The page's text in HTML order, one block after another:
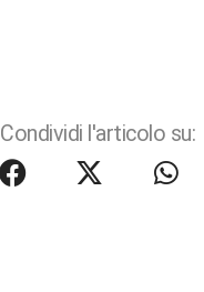
Condividi l'articolo su: